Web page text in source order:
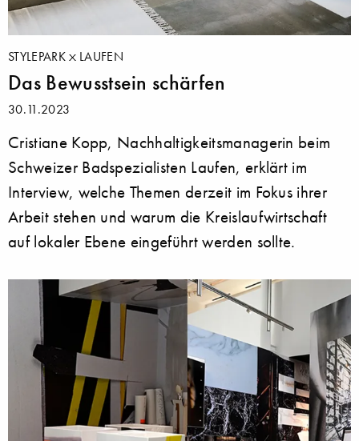
STYLEPARK LAUFEN
Das Bewusstsein schärfen
30.11.2023
Cristiane Kopp, Nachhaltigkeitsmanagerin beim
Schweizer Badspezialisten Laufen, erklärt im
Interview, welche Themen derzeit im Fokus ihrer
Arbeit stehen und warum die Kreislaufwirtschaft
auf lokaler Ebene eingeführt werden sollte.